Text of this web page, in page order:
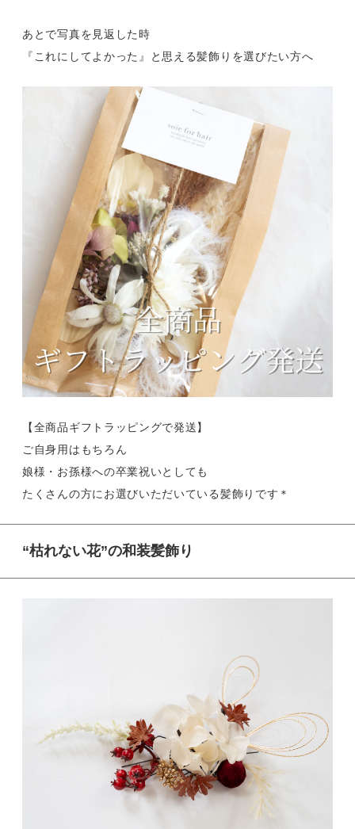
あとで写真を見返した時
『これにしてよかった』と思える髪飾りを選びたい方へ
【全商品ギフトラッピングで発送】
ご自身用はもちろん
娘様・お孫様への卒業祝いとしても
たくさんの方にお選びいただいている髪飾りです＊
“枯れない花”の和装髪飾り